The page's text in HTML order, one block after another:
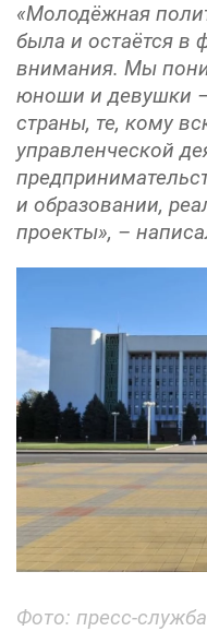
«Молодёжная
была и остаётся в
внимания. Мы
юноши и девушки
страны, те, кому
управленческой
и образовании,
проекты», –
Фото: пресс-